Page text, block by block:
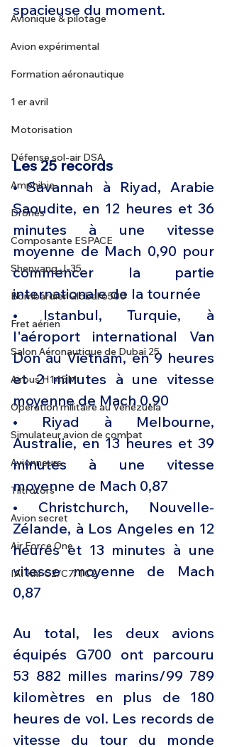
Avionique & pilotage
Avion expérimental
Formation aéronautique
1 er avril
Motorisation
Défense sol-air DSA
Amphibie
Drones
Composante ESPACE
Shenyang J-35
Bombardier Global 6500
Fret aérien
Salon Aéronautique de Dubaï 25
Airbus H145M
Opération militaire au Vénézuela
Simulateur avion de combat
Avionneurs
Tiltrotors
Avion secret
Air Force One
IAI Kfir C2/C7/TC2
spacieuse du moment.
Les 25 records
• Savannah à Riyad, Arabie
Saoudite, en 12 heures et 36
minutes à une vitesse
moyenne de Mach 0,90 pour
commencer la partie
internationale de la tournée
• Istanbul, Turquie, à
l'aéroport international Van
Don au Vietnam, en 9 heures
et 2 minutes à une vitesse
moyenne de Mach 0,90
• Riyad à Melbourne,
Australie, en 13 heures et 39
minutes à une vitesse
moyenne de Mach 0,87
• Christchurch, Nouvelle-
Zélande, à Los Angeles en 12
heures et 13 minutes à une
vitesse moyenne de Mach
0,87
Au total, les deux avions
équipés G700 ont parcouru
53 882 milles marins/99 789
kilomètres en plus de 180
heures de vol. Les records de
vitesse du tour du monde